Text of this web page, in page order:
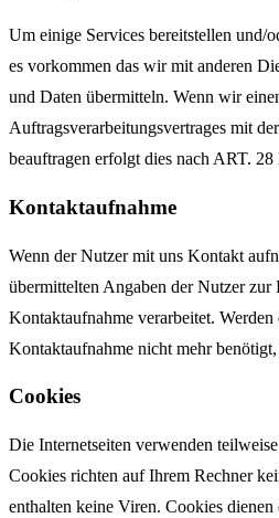
Um einige Services bereitstellen und/
es vorkommen das wir mit anderen
und Daten übermitteln. Wenn wir
Auftragsverarbeitungsvertrages mit
beauftragen erfolgt dies nach ART.
Kontaktaufnahme
Wenn der Nutzer mit uns Kontakt
übermittelten Angaben der Nutzer zur
Kontaktaufnahme verarbeitet. Werden
Kontaktaufnahme nicht mehr
Cookies
Die Internetseiten verwenden
Cookies richten auf Ihrem Rechner
enthalten keine Viren. Cookies dienen